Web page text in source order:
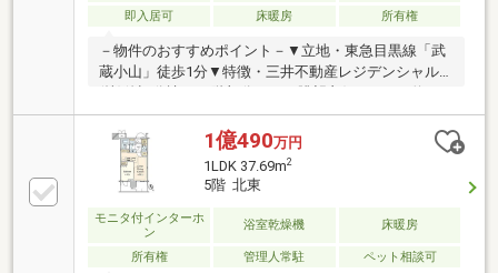
即入居可 床暖房 所有権
－物件のおすすめポイント－▼立地・東急目黒線「武
蔵小山」徒歩1分▼特徴・三井不動産レジデンシャル
(株)他旧分譲・34階部分につき眺望良好・LDKは約16.3
帖、会話の弾む対面式キッチン採用・SICやWIC等、収
納豊富な間取り・24時間有人管理(夜間警備員)・ペッ
ト2匹飼育可(細則有)▼2026年7月内装リフォーム内容
【交換】キッチン水栓、食洗機、トイレ 等【張替】全
室壁・天井クロス 他▼周辺環境・東急ストア武蔵小山
駅ビル店 徒歩1分(約20m)■ ご希望の住まい探しをお手
伝いします ━━━━━・・・物件の詳細・ご相談はお
気軽にお問い合わせください。
1億490万円
1LDK 37.69m2
5階 北東
モニタ付インターホ
ン
浴室乾燥機 床暖房
所有権 管理人常駐 ペット相談可